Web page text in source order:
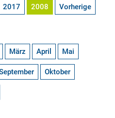
2017 2008 Vorherige
März April Mai
Oktober